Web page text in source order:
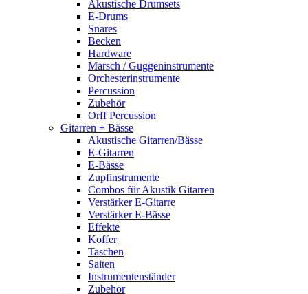
Akustische Drumsets
E-Drums
Snares
Becken
Hardware
Marsch / Guggeninstrumente
Orchesterinstrumente
Percussion
Zubehör
Orff Percussion
Gitarren + Bässe
Akustische Gitarren/Bässe
E-Gitarren
E-Bässe
Zupfinstrumente
Combos für Akustik Gitarren
Verstärker E-Gitarre
Verstärker E-Bässe
Effekte
Koffer
Taschen
Saiten
Instrumentenständer
Zubehör